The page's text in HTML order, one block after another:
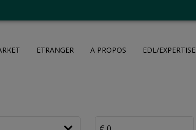
ETRANGER A PROPOS EDL/EXPERTISE